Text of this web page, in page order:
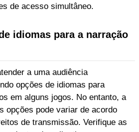
de acesso simultâneo.
idiomas para a narração
a uma audiência
opções de idiomas para
em alguns jogos. No entanto, a
opções pode variar de acordo
de transmissão. Verifique as